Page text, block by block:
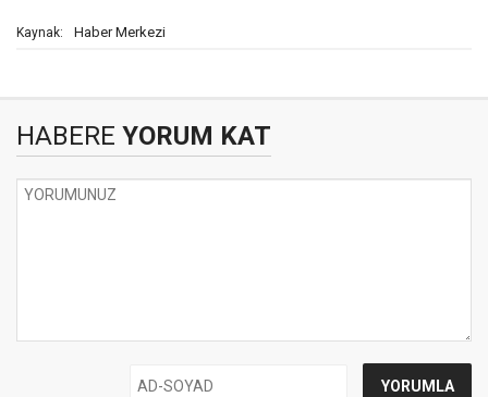
Kaynak: Haber Merkezi
HABERE YORUM KAT